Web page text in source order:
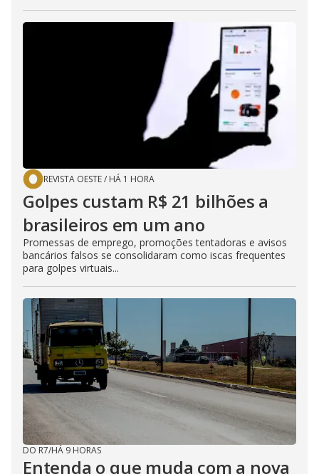
REVISTA OESTE/ HÁ 1 HORA
Golpes custam R$ 21 bilhões a
brasileiros em um ano
Promessas de emprego, promoções tentadoras e avisos
bancários falsos se consolidaram como iscas frequentes
para golpes virtuais...
DO R7/HÁ 9 HORAS
Entenda o que muda com a nova